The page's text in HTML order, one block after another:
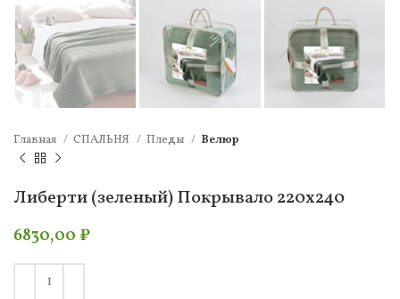
Главная СПАЛЬНЯ Пледы Велюр
Либерти (зеленый) Покрывало 220х240
6830,00 ₽